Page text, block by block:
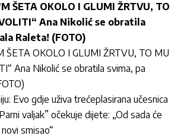
ŠETA OKOLO I GLUMI ŽRTVU, TO
Ana Nikolić se obratila
Raleta! (FOTO)
ŠETA OKOLO I GLUMI ŽRTVU, TO MU
Ana Nikolić se obratila svima, pa
Evo gdje uživa trećeplasirana učesnica
valjak” očekuje dijete: „Od sada će
smisao“